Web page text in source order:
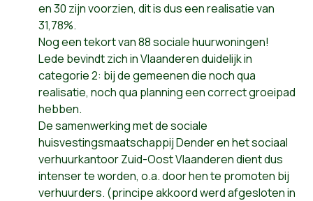
en 30 zijn voorzien, dit is dus een realisatie van
31,78%.
Nog een tekort van 88 sociale huurwoningen!
Lede bevindt zich in Vlaanderen duidelijk in
categorie 2: bij de gemeenen die noch qua
realisatie, noch qua planning een correct groeipad
hebben.
De samenwerking met de sociale
huisvestingsmaatschappij Dender en het sociaal
verhuurkantoor Zuid-Oost Vlaanderen dient dus
intenser te worden, o.a. door hen te promoten bij
verhuurders. (principe akkoord werd afgesloten in